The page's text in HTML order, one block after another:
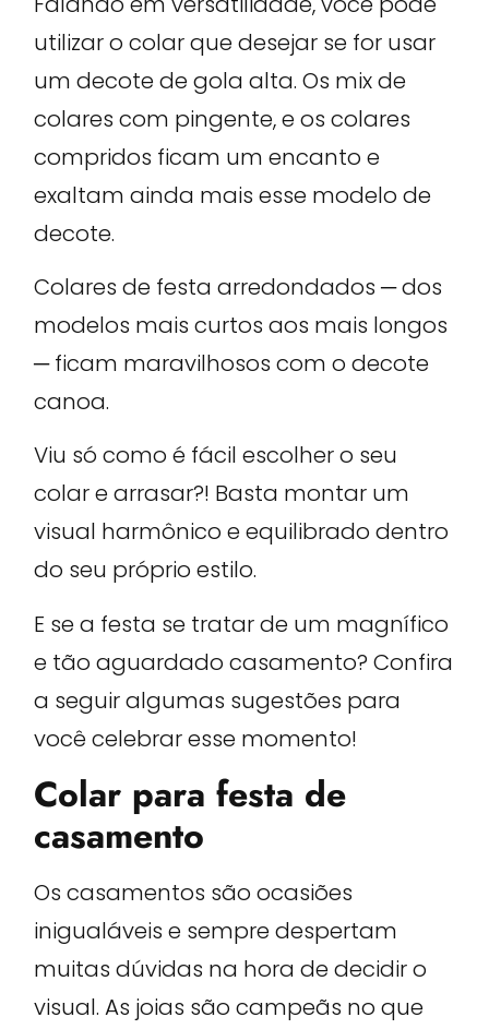
utilizar o colar que desejar se for usar
um decote de gola alta. Os mix de
colares com pingente, e os colares
compridos ficam um encanto e
exaltam ainda mais esse modelo de
decote.
Colares de festa arredondados ─ dos
modelos mais curtos aos mais longos
─ ficam maravilhosos com o decote
canoa.
Viu só como é fácil escolher o seu
colar e arrasar?! Basta montar um
visual harmônico e equilibrado dentro
do seu próprio estilo.
E se a festa se tratar de um magnífico
e tão aguardado casamento? Confira
a seguir algumas sugestões para
você celebrar esse momento!
Colar para festa de
casamento
Os casamentos são ocasiões
inigualáveis e sempre despertam
muitas dúvidas na hora de decidir o
visual. As joias são campeãs no que